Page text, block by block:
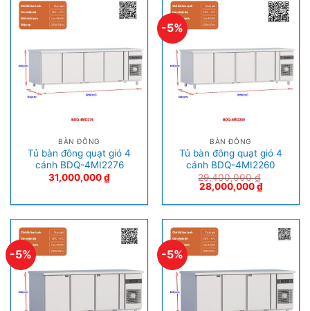
BÀN ĐÔNG
Tủ bàn đông quạt gió 4
cánh BDQ-4MI2276
31,000,000₫
-5%
BÀN ĐÔNG
Tủ bàn đông quạt gió 4
cánh BDQ-4MI2260
29,400,000₫
28,000,000₫
-5% -5%